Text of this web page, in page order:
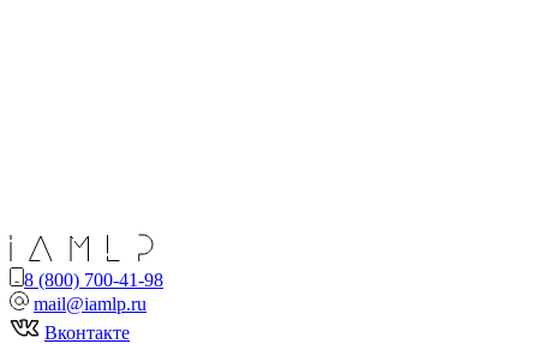
8 (800) 700-41-98
mail@iamlp.ru
Вконтакте